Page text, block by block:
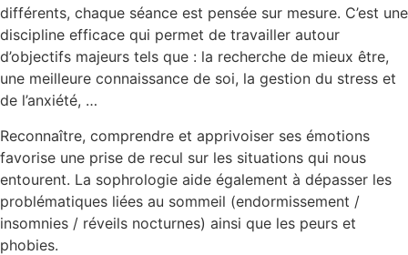
différents, chaque séance est pensée sur mesure. C’est une
discipline efficace qui permet de travailler autour
d’objectifs majeurs tels que : la recherche de mieux être,
une meilleure connaissance de soi, la gestion du stress et
de l’anxiété, …
Reconnaître, comprendre et apprivoiser ses émotions
favorise une prise de recul sur les situations qui nous
entourent. La sophrologie aide également à dépasser les
problématiques liées au sommeil (endormissement /
insomnies / réveils nocturnes) ainsi que les peurs et
phobies.